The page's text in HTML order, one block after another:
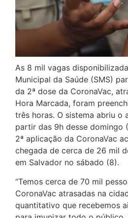
As 8 mil vagas
Municipal da Saúde (SMS)
da 2ª dose da CoronaVac,
Hora Marcada, foram
três horas. O sistema abriu o
partir das 9h desse domingo
2ª aplicação da CoronaVac
chegada de cerca de 26 mil
em Salvador no sábado (8).
“Temos cerca de 70 mil
CoronaVac atrasadas na
quantitativo que recebemos